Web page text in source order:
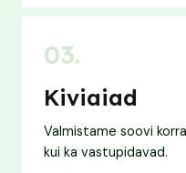
03.
Kiviaiad
Valmistame soovi
kui ka vastupidavad.